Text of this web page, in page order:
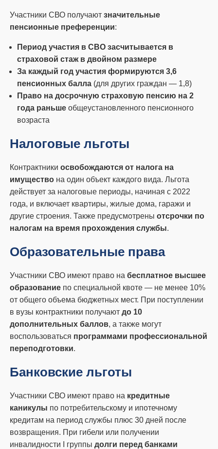
Участники СВО получают значительные
пенсионные преференции:
Период участия в СВО засчитывается в
страховой стаж в двойном размере
За каждый год участия формируются 3,6
пенсионных балла (для других граждан — 1,8)
Право на досрочную страховую пенсию на 2
года раньше общеустановленного пенсионного
возраста
Налоговые льготы
Контрактники освобождаются от налога на
имущество на один объект каждого вида. Льгота
действует за налоговые периоды, начиная с 2022
года, и включает квартиры, жилые дома, гаражи и
другие строения. Также предусмотрены отсрочки по
налогам на время прохождения службы.
Образовательные права
Участники СВО имеют право на бесплатное высшее
образование по специальной квоте — не менее 10%
от общего объема бюджетных мест. При поступлении
в вузы контрактники получают до 10
дополнительных баллов, а также могут
воспользоваться программами профессиональной
переподготовки.
Банковские льготы
Участники СВО имеют право на кредитные
каникулы по потребительскому и ипотечному
кредитам на период службы плюс 30 дней после
возвращения. При гибели или получении
инвалидности I группы долги перед банками